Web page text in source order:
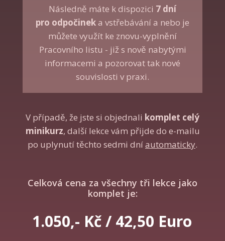
Následně máte k dispozici 7 dní
pro odpočineka vstřebávání a nebo je
můžete využít ke znovu-vyplnění
Pracovního listu - již s nově nabytými
informacemi a pozorovat tak nové
souvislosti v praxi.
V případě, že jste si objednali komplet celý
minikurz, další lekce vám přijde do e-mailu
po uplynutí těchto sedmi dníautomaticky.
Celková cena za všechny tři lekce jako
komplet je:
1.050,- Kč / 42,50 Euro